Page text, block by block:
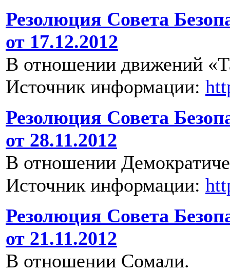
Резолюция Совета
от 17.12.2012
В отношении движений
Источник информации:
Резолюция Совета
от 28.11.2012
В отношении
Источник информации:
Резолюция Совета
от 21.11.2012
В отношении Сомали.